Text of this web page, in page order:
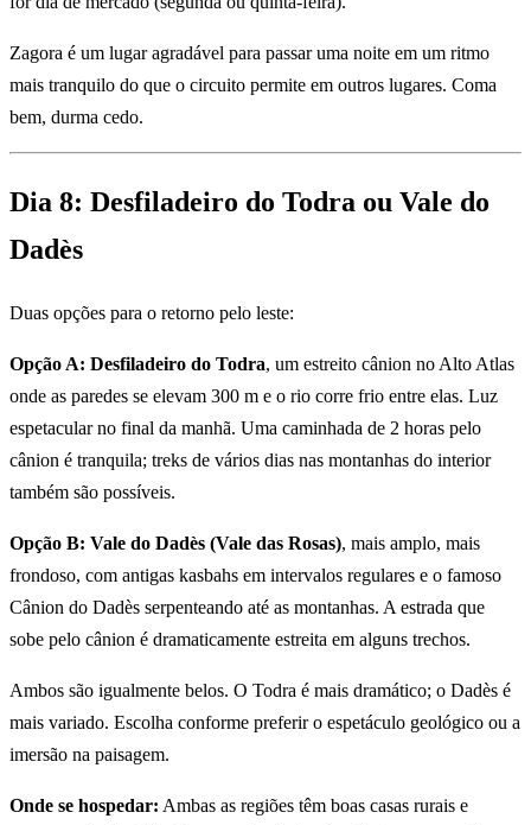
Zagora é um lugar agradável para passar uma noite em um ritmo
mais tranquilo do que o circuito permite em outros lugares. Coma
bem, durma cedo.
Dia 8: Desfiladeiro do Todra ou Vale do
Dadès
Duas opções para o retorno pelo leste:
Opção A: Desfiladeiro do Todra, um estreito cânion no Alto Atlas
onde as paredes se elevam 300 m e o rio corre frio entre elas. Luz
espetacular no final da manhã. Uma caminhada de 2 horas pelo
cânion é tranquila; treks de vários dias nas montanhas do interior
também são possíveis.
Opção B: Vale do Dadès (Vale das Rosas), mais amplo, mais
frondoso, com antigas kasbahs em intervalos regulares e o famoso
Cânion do Dadès serpenteando até as montanhas. A estrada que
sobe pelo cânion é dramaticamente estreita em alguns trechos.
Ambos são igualmente belos. O Todra é mais dramático; o Dadès é
mais variado. Escolha conforme preferir o espetáculo geológico ou a
imersão na paisagem.
Onde se hospedar: Ambas as regiões têm boas casas rurais e